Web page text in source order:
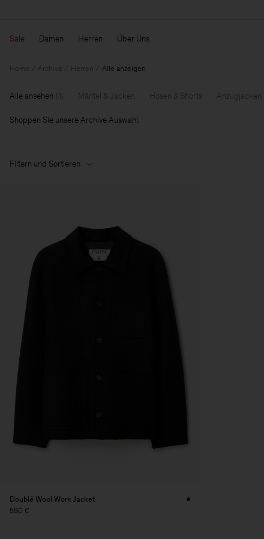
Sale Damen Herren Über Uns
Home Archive Herren Alle anzeigen
Alle ansehen 1 Mäntel & Jacken Hosen & Shorts Anzugjacken
Shoppen Sie unsere Archive Auswahl.
Filtern und Sortieren
Doublé Wool Work Jacket
590 €